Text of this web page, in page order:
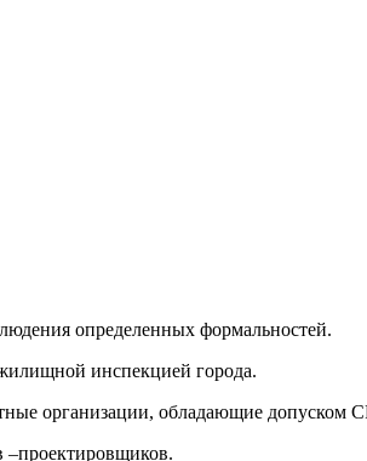
определенных формальностей.
инспекцией города.
организации, обладающие допуском
–проектировщиков.